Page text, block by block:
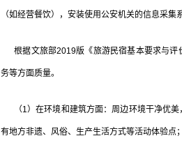
（如经营餐饮），安装使用公安机关的信息采集
根据文旅部2019版《旅游民宿基本要求与评
务等方面质量。
（1）在环境和建筑方面：周边环境干净优美
有地方非遗、风俗、生产生活方式等活动体验点